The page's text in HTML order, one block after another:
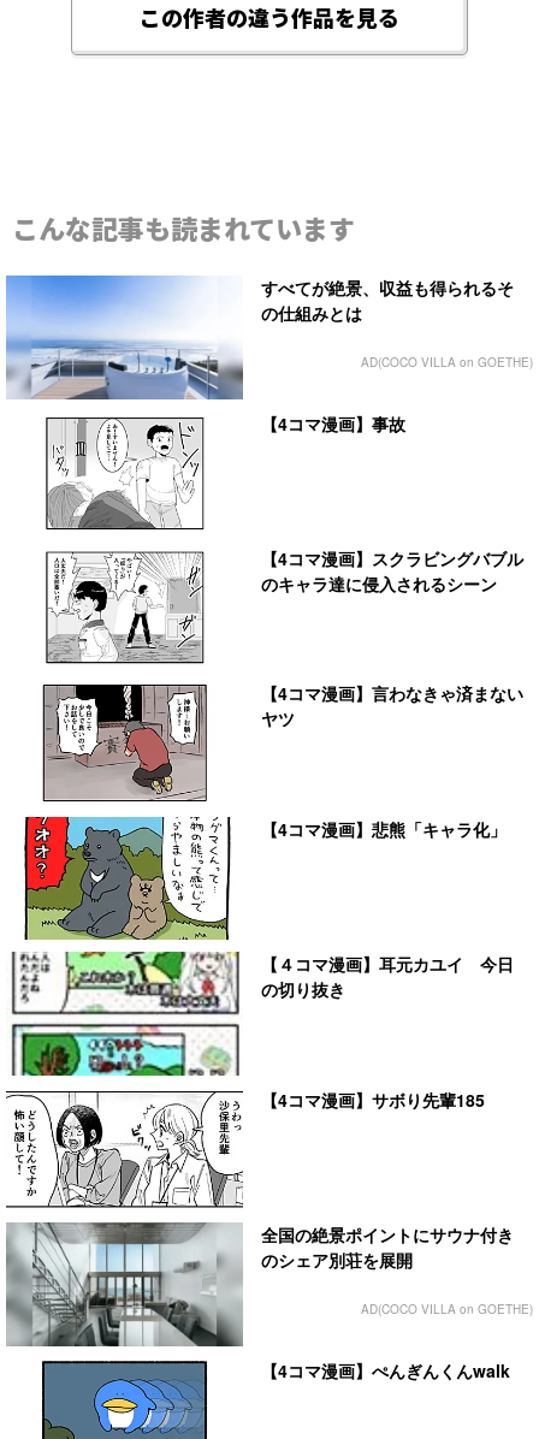
この作者の違う作品を見る
こんな記事も読まれています
すべてが絶景、収益も得られるそ
の仕組みとは
AD(COCO VILLA on GOETHE)
【4コマ漫画】事故
【4コマ漫画】スクラビングバブル
のキャラ達に侵入されるシーン
【4コマ漫画】言わなきゃ済まない
ヤツ
【4コマ漫画】悲熊「キャラ化」
【４コマ漫画】耳元カユイ 今日
の切り抜き
【4コマ漫画】サボり先輩185
全国の絶景ポイントにサウナ付き
のシェア別荘を展開
AD(COCO VILLA on GOETHE)
【4コマ漫画】ぺんぎんくんwalk